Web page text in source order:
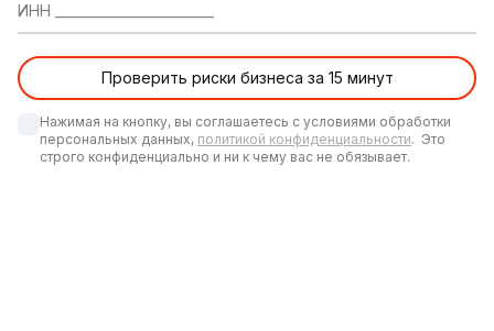
ИНН ________________________
Нажимая на кнопку, вы соглашаетесь с условиями обработки
персональных данных, политикой конфиденциальности.  Это
строго конфиденциально и ни к чему вас не обязывает.